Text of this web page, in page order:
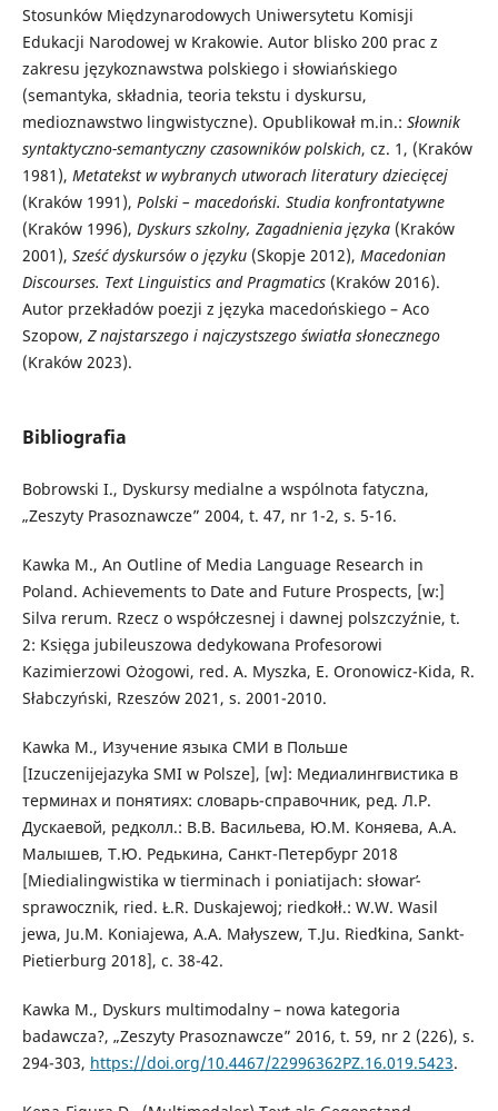
Stosunków Międzynarodowych Uniwersytetu Komisji
Edukacji Narodowej w Krakowie. Autor blisko 200 prac z
zakresu językoznawstwa polskiego i słowiańskiego
(semantyka, składnia, teoria tekstu i dyskursu,
medioznawstwo lingwistyczne). Opublikował m.in.: Słownik
syntaktyczno-semantyczny czasowników polskich, cz. 1, (Kraków
1981), Metatekst w wybranych utworach literatury dziecięcej
(Kraków 1991), Polski – macedoński. Studia konfrontatywne
(Kraków 1996), Dyskurs szkolny, Zagadnienia języka(Kraków
2001), Sześć dyskursów o języku(Skopje 2012), Macedonian
Discourses. Text Linguistics and Pragmatics(Kraków 2016).
Autor przekładów poezji z języka macedońskiego – Aco
Szopow, Z najstarszego i najczystszego światła słonecznego
(Kraków 2023).
Bibliografia
Bobrowski I., Dyskursy medialne a wspólnota fatyczna,
„Zeszyty Prasoznawcze” 2004, t. 47, nr 1-2, s. 5-16.
Kawka M., An Outline of Media Language Research in
Poland. Achievements to Date and Future Prospects, [w:]
Silva rerum. Rzecz o współczesnej i dawnej polszczyźnie, t.
2: Księga jubileuszowa dedykowana Profesorowi
Kazimierzowi Ożogowi, red. A. Myszka, E. Oronowicz-Kida, R.
Słabczyński, Rzeszów 2021, s. 2001-2010.
Kawka M., Изучение языка СМИ в Польше
[Izuczenijejazyka SMI w Polsze], [w]: Медиалингвистика в
терминах и понятиях: словарь-справочник, ред. Л.Р.
Дускаевой, редколл.: В.В. Васильева, Ю.М. Коняева, А.А.
Малышев, Т.Ю. Редькина, Санкт-Петербург 2018
[Miedialingwistika w tierminach i poniatijach: słowarʹ-
sprawocznik, ried. Ł.R. Duskajewoj; riedkołł.: W.W. Wasil
jewa, Ju.M. Koniajewa, A.A. Małyszew, T.Ju. Riedʹkina, Sankt-
Pietierburg 2018], с. 38-42.
Kawka M., Dyskurs multimodalny – nowa kategoria
badawcza?, „Zeszyty Prasoznawcze” 2016, t. 59, nr 2 (226), s.
294-303, https://doi.org/10.4467/22996362PZ.16.019.5423.